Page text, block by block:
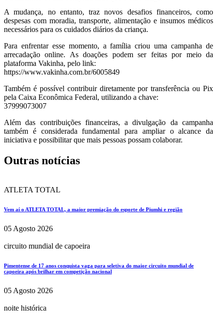
A mudança, no entanto, traz novos desafios financeiros, como
despesas com moradia, transporte, alimentação e insumos médicos
necessários para os cuidados diários da criança.
Para enfrentar esse momento, a família criou uma campanha de
arrecadação online. As doações podem ser feitas por meio da
plataforma Vakinha, pelo link:
https://www.vakinha.com.br/6005849
Também é possível contribuir diretamente por transferência ou Pix
pela Caixa Econômica Federal, utilizando a chave:
37999073007
Além das contribuições financeiras, a divulgação da campanha
também é considerada fundamental para ampliar o alcance da
iniciativa e possibilitar que mais pessoas possam colaborar.
Outras notícias
ATLETA TOTAL
Vem aí o ATLETA TOTAL, a maior premiação do esporte de Piumhi e região
05 Agosto 2026
circuito mundial de capoeira
Pimentense de 17 anos conquista vaga para seletiva do maior circuito mundial de
capoeira após brilhar em competição nacional
05 Agosto 2026
noite histórica